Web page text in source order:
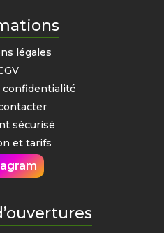
légales
confidentialité
sécurisé
et tarifs